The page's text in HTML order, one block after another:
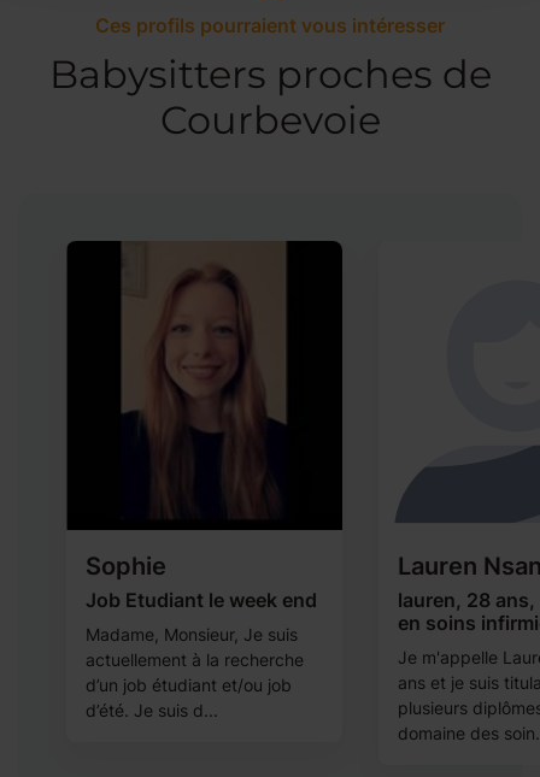
Ces profils pourraient vous intéresser
Babysitters proches de
Courbevoie
Sophie
Job Etudiant le week end
Madame, Monsieur, Je suis
actuellement à la recherche
d’un job étudiant et/ou job
d’été. Je suis d...
Lauren
lauren, 28
en soins
Je m'appelle
ans et je suis
plusieurs
domaine des